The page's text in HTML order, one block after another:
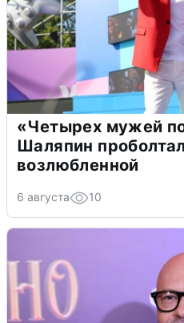
«Четырех мужей
Шаляпин
возлюбленной
6 августа 10